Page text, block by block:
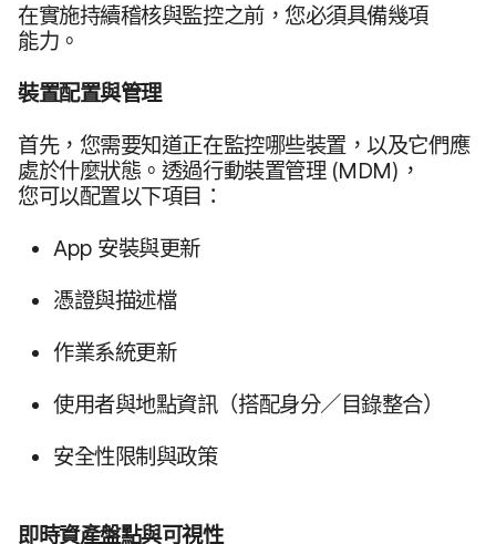
在​實施​持續​稽核​與​監控​之​前，​您必須​具備​幾​項​
能力。
裝置​配置​與​管理
首先，​您需要​知道​正在​監控​哪些​裝置，​以及​它們​應​
處於​什麼​狀態。​透過​行動​裝置​管理 (MDM)，​
您可以​配置​以下​項目：
App 安裝​與​更​新
憑證​與​描述​檔
作業​系統​更​新
使用​者​與​地點​資訊​（​搭配​身​分／​目錄​整合​）
安全性​限制​與​政策
即​時​資產​盤點​與​可視性